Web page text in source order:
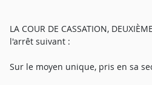
LA COUR DE CASSATION,
l'arrêt suivant :
Sur le moyen unique, pris en sa